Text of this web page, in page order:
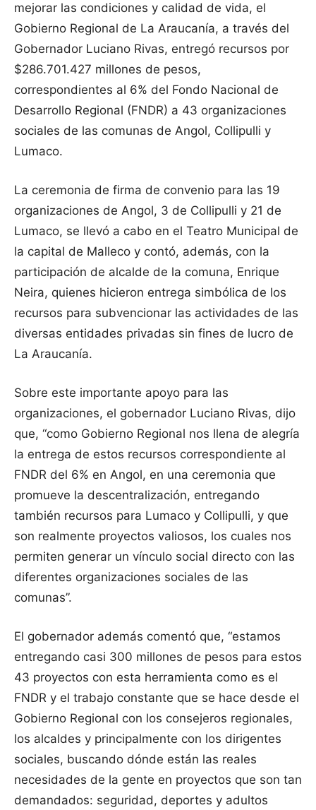
mejorar las condiciones y calidad de vida, el
Gobierno Regional de La Araucanía, a través del
Gobernador Luciano Rivas, entregó recursos por
$286.701.427 millones de pesos,
correspondientes al 6% del Fondo Nacional de
Desarrollo Regional (FNDR) a 43 organizaciones
sociales de las comunas de Angol, Collipulli y
Lumaco.
La ceremonia de firma de convenio para las 19
organizaciones de Angol, 3 de Collipulli y 21 de
Lumaco, se llevó a cabo en el Teatro Municipal de
la capital de Malleco y contó, además, con la
participación de alcalde de la comuna, Enrique
Neira, quienes hicieron entrega simbólica de los
recursos para subvencionar las actividades de las
diversas entidades privadas sin fines de lucro de
La Araucanía.
Sobre este importante apoyo para las
organizaciones, el gobernador Luciano Rivas, dijo
que, “como Gobierno Regional nos llena de alegría
la entrega de estos recursos correspondiente al
FNDR del 6% en Angol, en una ceremonia que
promueve la descentralización, entregando
también recursos para Lumaco y Collipulli, y que
son realmente proyectos valiosos, los cuales nos
permiten generar un vínculo social directo con las
diferentes organizaciones sociales de las
comunas”.
El gobernador además comentó que, “estamos
entregando casi 300 millones de pesos para estos
43 proyectos con esta herramienta como es el
FNDR y el trabajo constante que se hace desde el
Gobierno Regional con los consejeros regionales,
los alcaldes y principalmente con los dirigentes
sociales, buscando dónde están las reales
necesidades de la gente en proyectos que son tan
demandados: seguridad, deportes y adultos